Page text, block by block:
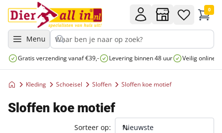
Menu
0
Gratis verzending vanaf €39,- Levering binnen 48 uur Veilig online
Kleding Schoeisel Sloffen Sloffen koe motief
Sloffen koe motief
Sorteer op: